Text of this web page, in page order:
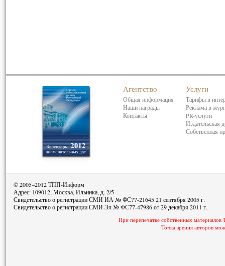
Агентство
Общая информация
Наши награды
Контакты
Услуги
Тарифы в
Реклама в
PR-услуги
Издательская
Собственная
© 2005–2012 ТПП-Информ
Адрес: 109012, Москва, Ильинка, д. 2/5
Свидетельство о регистрации СМИ ИА № ФС77-21645 21 сентября 2005 г.
Свидетельство о регистрации СМИ Эл № ФС77-47986 от 29 декабря 2011 г.
При перепечатке собственных
Точка зрения авторов